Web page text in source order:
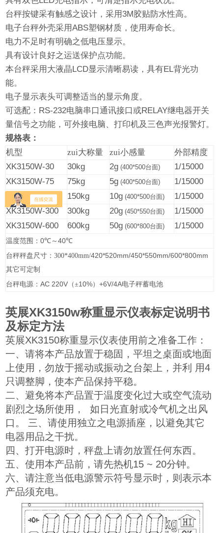
台秤按键采有触感之设计，采用3M胶贴防水性高。
电子台秤外壳采用ABS塑钢材质，使用寿命长。
电力不足时有明确之低电压显示。
具有设计良好之运送保护点功能。
本台秤采用大液晶LCD显示清晰易读，具有EL背光功
能。
电子显示表头可调整适当的显示角度。
可选配： RS-232电脑串口通讯接口或RELAY继电器开关
量信号之功能，可外接电脑、打印机及三色声光报警灯。
规格表：
机型
zui大称量 zui小感量
外部精度
XK3150W-30
30kg 2g (400*500台面)
1/15000
XK3150W-75
75kg 5g (400*500台面)
1/15000
XK3150W-150
150kg 10g (400*500台面)
1/15000
XK3150W-300
300kg 20g (450*550台面)
1/15000
XK3150W-600
600kg 50g (600*800台面) 1/15000
温度范围：0℃ ～40℃
台秤秤盘尺寸：300*400mm/420*520mm/450*550mm/600*800mm
其它可定制
台秤电源：AC 220V （±10%）+6V/4A电子秤蓄电池
英展XK3150w称重显示仪表标定说明书
及标定方法
英展XK3150称重显示仪表使用前之准备工作：
一、请将本产品放置于稳固，平坦之桌面或地面
上使用，勿放于摇动或振动之台架上，并利 用4
只调整脚，使本产品保持平稳。
二、避免将本产品置于温度变化过大或空气流动
剧烈之场所使用， 如日光直射或冷气机之出风
口。 三、请使用独立之电源插座，以避免其它
电器用品之干扰。
四、打开电源时，秤盘上请勿放置任何东西。
五、使用本产品前，请先热机15 ~ 20分钟。
六、请注意当低电源警示符号显示时，则表示本
产品须充电。